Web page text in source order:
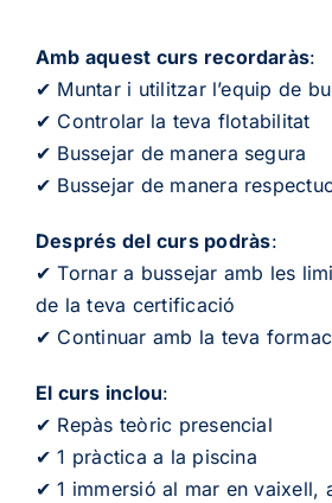
Amb aquest curs recordaràs:
✔ Muntar i utilitzar l’equip de
✔ Controlar la teva flotabilitat
✔ Bussejar de manera segura
✔ Bussejar de manera
Després del curs podràs:
✔ Tornar a bussejar amb les
de la teva certificació
✔ Continuar amb la teva
El curs inclou:
✔ Repàs teòric presencial
✔ 1 pràctica a la piscina
✔ 1 immersió al mar en vaixell,